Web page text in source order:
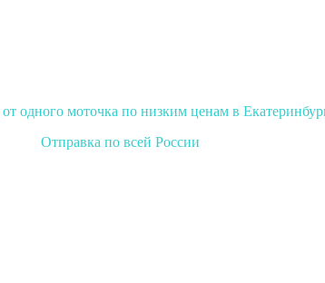
от одного моточка по низким ценам в
Отправка по всей России